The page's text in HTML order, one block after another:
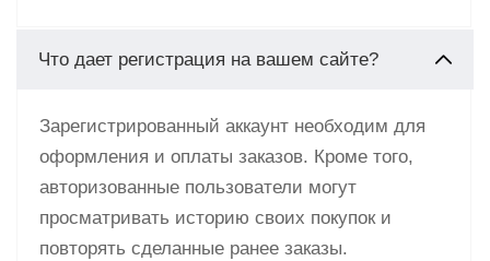
Что дает регистрация на вашем сайте?
Зарегистрированный аккаунт необходим для
оформления и оплаты заказов. Кроме того,
авторизованные пользователи могут
просматривать историю своих покупок и
повторять сделанные ранее заказы.